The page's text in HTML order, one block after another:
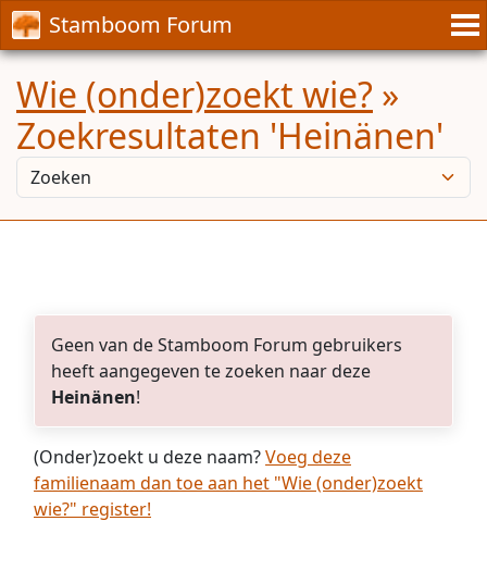
Stamboom Forum
Wie (onder)zoekt wie? »
Zoekresultaten 'Heinänen'
Geen van de Stamboom Forum gebruikers
heeft aangegeven te zoeken naar deze
Heinänen!
(Onder)zoekt u deze naam?Voeg deze
familienaam dan toe aan het "Wie (onder)zoekt
wie?" register!